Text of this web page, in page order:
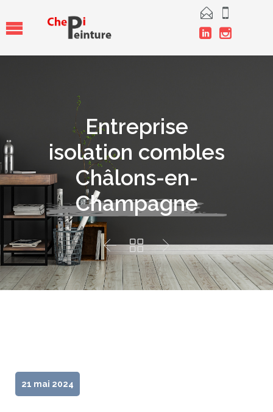
 
 
Entreprise
isolation combles
Châlons-en-
Champagne
  
21 mai 2024